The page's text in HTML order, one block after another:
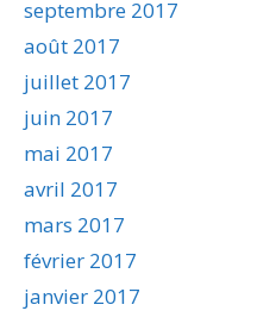
septembre 2017
août 2017
juillet 2017
juin 2017
mai 2017
avril 2017
mars 2017
février 2017
janvier 2017